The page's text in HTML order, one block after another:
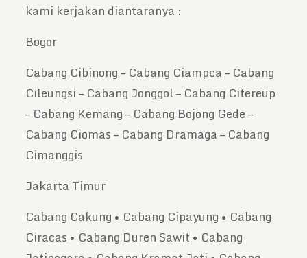
kami kerjakan diantaranya :
Bogor
Cabang Cibinong – Cabang Ciampea – Cabang
Cileungsi – Cabang Jonggol – Cabang Citereup
– Cabang Kemang – Cabang Bojong Gede –
Cabang Ciomas – Cabang Dramaga – Cabang
Cimanggis
Jakarta Timur
Cabang Cakung • Cabang Cipayung • Cabang
Ciracas • Cabang Duren Sawit • Cabang